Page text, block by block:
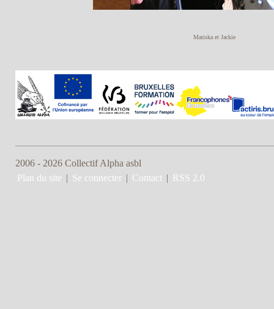
Mariska et Jackie
2006 - 2026 Collectif Alpha asbl
Plan du site
Se connecter Contact RSS 2.0